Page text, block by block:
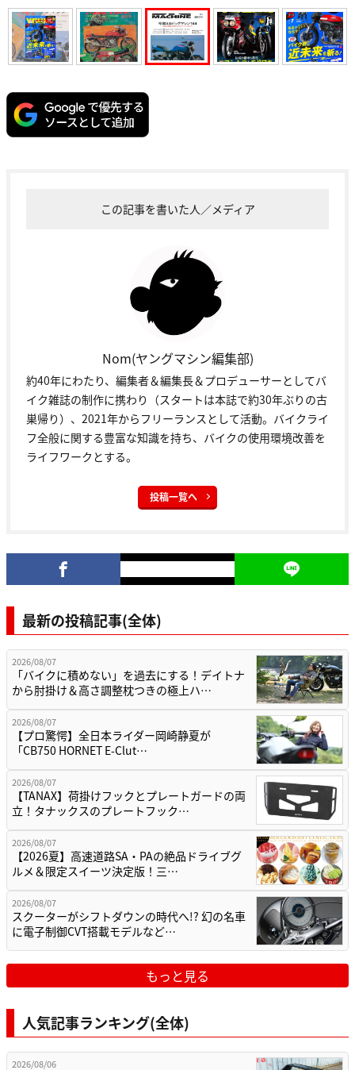
この記事を書いた人／メディア
Nom(ヤングマシン編集部)
約40年にわたり、編集者＆編集長＆プロデューサーとしてバ
イク雑誌の制作に携わり（スタートは本誌で約30年ぶりの古
巣帰り）、2021年からフリーランスとして活動。バイクライ
フ全般に関する豊富な知識を持ち、バイクの使用環境改善を
ライフワークとする。
投稿一覧へ
最新の投稿記事(全体)
2026/08/07
「バイクに積めない」を過去にする！デイトナ
から肘掛け＆高さ調整枕つきの極上ハ…
2026/08/07
【プロ驚愕】全日本ライダー岡崎静夏が
「CB750 HORNET E-Clut…
2026/08/07
【TANAX】荷掛けフックとプレートガードの両
立！タナックスのプレートフック…
2026/08/07
【2026夏】高速道路SA・PAの絶品ドライブグ
ルメ＆限定スイーツ決定版！三…
2026/08/07
スクーターがシフトダウンの時代へ!? 幻の名車
に電子制御CVT搭載モデルなど…
もっと見る
人気記事ランキング(全体)
2026/08/06